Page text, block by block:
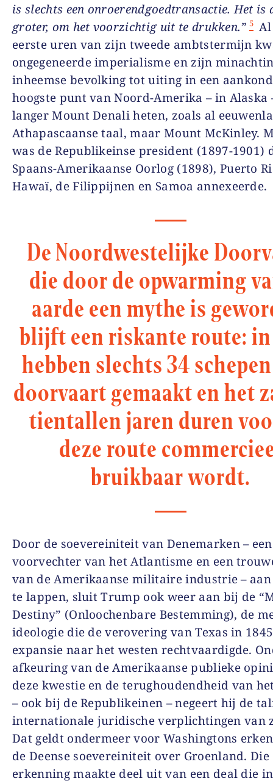
is slechts een onroerendgoedtransactie. Het is
groter, om het voorzichtig uit te drukken.” 5
eerste uren van zijn tweede ambtstermijn
ongegeneerde imperialisme en zijn
inheemse bevolking tot uiting in een
hoogste punt van Noord-Amerika – in Alaska
langer Mount Denali heten, zoals al
Athapascaanse taal, maar Mount McKinley.
was de Republikeinse president (1897-1901)
Spaans-Amerikaanse Oorlog (1898), Puerto
Hawaï, de Filippijnen en Samoa annexeerde.
De Noordwestelijke
die door de opwarming
aarde een mythe is
blijft een riskante route:
hebben slechts 34
doorvaart gemaakt en het
tientallen jaren duren
deze route
bruikbaar wordt.
Door de soevereiniteit van Denemarken – een
voorvechter van het Atlantisme en een
van de Amerikaanse militaire industrie –
te lappen, sluit Trump ook weer aan bij de
Destiny” (Onloochenbare Bestemming), de
ideologie die de verovering van Texas in
expansie naar het westen rechtvaardigde.
afkeuring van de Amerikaanse publieke
deze kwestie en de terughoudendheid van
– ook bij de Republikeinen – negeert hij de
internationale juridische verplichtingen van
Dat geldt ondermeer voor Washingtons
de Deense soevereiniteit over Groenland. Die
erkenning maakte deel uit van een deal die